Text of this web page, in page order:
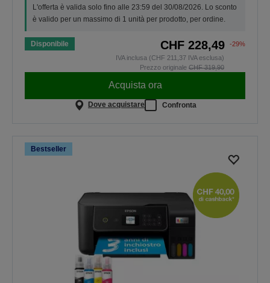
L'offerta è valida solo fino alle 23:59 del 30/08/2026. Lo sconto
è valido per un massimo di 1 unità per prodotto, per ordine.
Disponibile CHF 228,49
-29%
IVA inclusa (CHF 211,37 IVA esclusa)
Prezzo originale CHF 319,90
Acquista ora
Dove acquistare Confronta
Bestseller